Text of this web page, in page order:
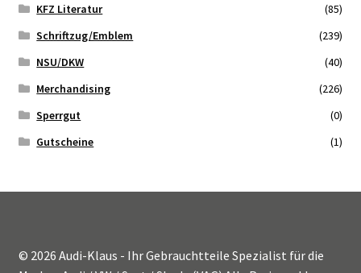
KFZ Literatur
(85)
Schriftzug/Emblem
(239)
NSU/DKW
(40)
Merchandising
(226)
Sperrgut
(0)
Gutscheine
(1)
© 2026 Audi-Klaus - Ihr Gebrauchtteile Spezialist für die